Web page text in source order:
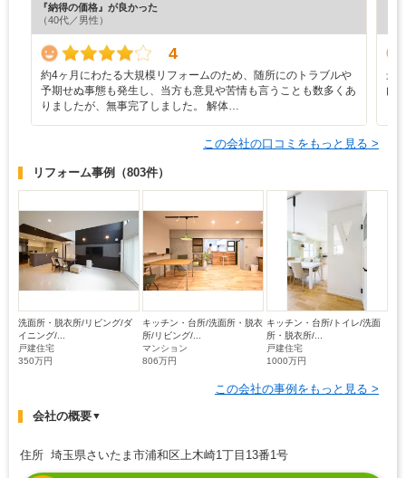
『納得の価格』が良かった
（40代／男性）
4
約4ヶ月にわたる大規模リフォームのため、随所にのトラブルや
予期せぬ事態も発生し、当方も意見や苦情も言うことも数多くあ
りましたが、無事完了しました。 解体…
最
内
この会社の口コミをもっと見る >
リフォーム事例 （803件）
洗面所・脱衣所/リビング/ダ
イニング/...
戸建住宅
350万円
キッチン・台所/洗面所・脱衣
所/リビング/...
マンション
806万円
キッチン・台所/トイレ/洗面
所・脱衣所/...
戸建住宅
1000万円
この会社の事例をもっと見る >
会社の概要▼
住所 埼玉県さいたま市浦和区上木崎1丁目13番1号